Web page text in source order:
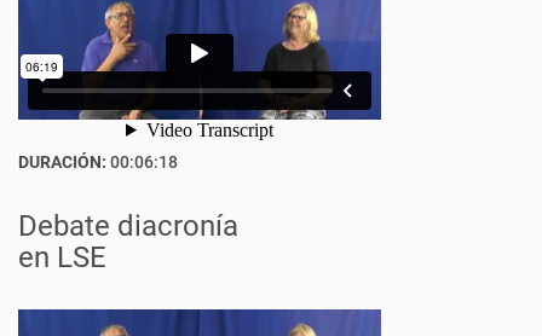
DURACIÓN: 00:06:18
Debate diacronía
en LSE